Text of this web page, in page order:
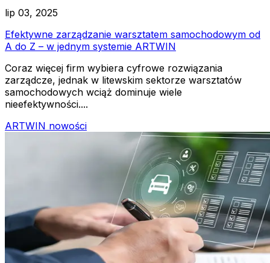
lip 03, 2025
Efektywne zarządzanie warsztatem samochodowym od
A do Z – w jednym systemie ARTWIN
Coraz więcej firm wybiera cyfrowe rozwiązania
zarządcze, jednak w litewskim sektorze warsztatów
samochodowych wciąż dominuje wiele
nieefektywności....
ARTWIN nowości